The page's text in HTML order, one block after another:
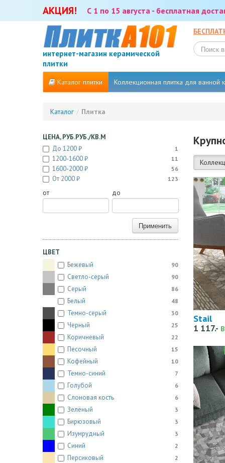
АКЦИЯ! С 1 по 15 августа - бесплатная
интернет-магазин керамической
плитки
Каталог плитки Коллекционная плитка для ванной
Каталог / Плитка
ЦЕНА, РУБ.РУБ./КВ.М
До 1200 ₽
1
1200-1600 ₽ 11
1600-2000 ₽ 56
От 2000 ₽ 123
от до
Применить
ЦВЕТ
Бежевый
90
Светло-серый 90
Серый 86
Белый 48
Темно-серый 30
Черный 25
Коричневый 22
Песочный 15
Кофейный 10
Темно-синий 7
Голубой 6
Слоновая кость 6
Зелёный 3
Бирюзовый 3
Изумрудный 3
Синий 2
Персиковый 2
Stail
1 117.-